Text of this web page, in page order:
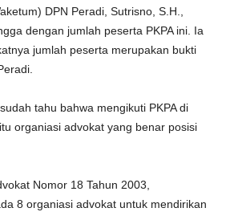
DPN Peradi, Sutrisno, S.H.,
dengan jumlah peserta PKPA ini. Ia
jumlah peserta merupakan bukti
tahu bahwa mengikuti PKPA di
organiasi advokat yang benar posisi
Nomor 18 Tahun 2003,
8 organiasi advokat untuk mendirikan